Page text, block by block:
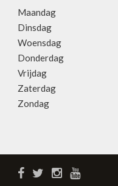
Maandag
Dinsdag
Woensdag
Donderdag
Vrijdag
Zaterdag
Zondag